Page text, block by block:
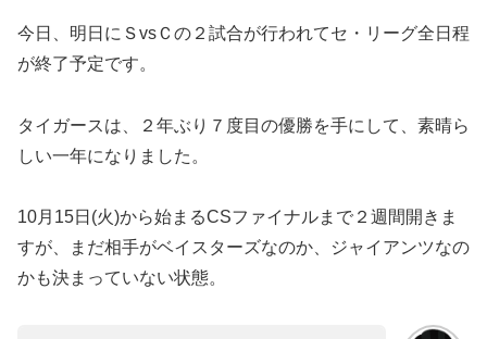
今日、明日にＳvsＣの２試合が行われてセ・リーグ全日程
が終了予定です。
タイガースは、２年ぶり７度目の優勝を手にして、素晴ら
しい一年になりました。
10月15日(火)から始まるCSファイナルまで２週間開きま
すが、まだ相手がベイスターズなのか、ジャイアンツなの
かも決まっていない状態。